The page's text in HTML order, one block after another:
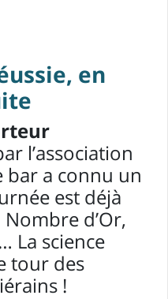
en
l’association
bar a connu un
est déjà
d’Or,
La science
tour des
!